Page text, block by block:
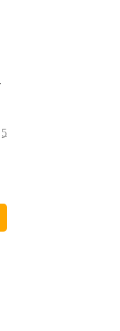
52,10 €